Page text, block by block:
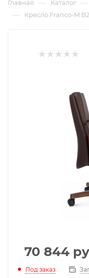
Главная — Каталог —
— Кресло Franco-M
70 844
Под заказ